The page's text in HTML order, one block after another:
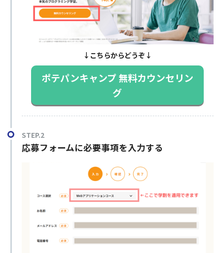
↓こちらからどうぞ↓
ポテパンキャンプ 無料カウンセリン
グ
STEP.2
応募フォームに必要事項を入力する